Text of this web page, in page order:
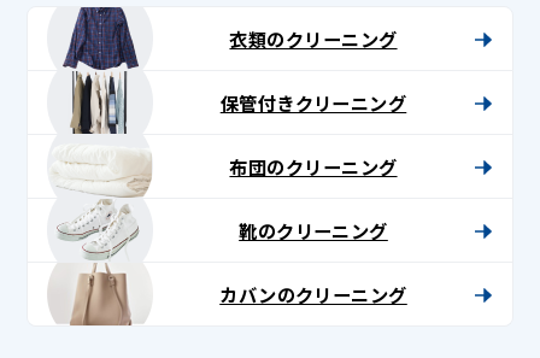
衣類のクリーニング
保管付きクリーニング
布団のクリーニング
靴のクリーニング
カバンのクリーニング